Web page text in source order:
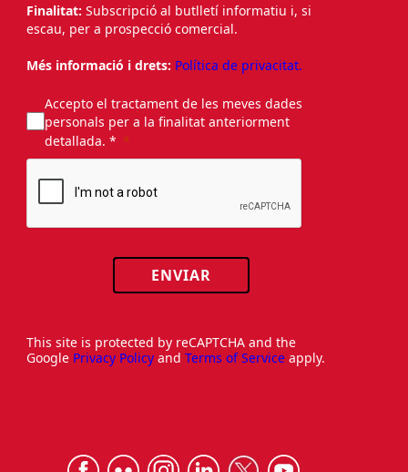
Finalitat: Subscripció al butlletí informatiu i, si
escau, per a prospecció comercial.
Més informació i drets: Política de privacitat.
Accepto el tractament de les meves dades
personals per a la finalitat anteriorment
detallada. *
ENVIAR
This site is protected by reCAPTCHA and the
Google Privacy Policy and Terms of Service apply.